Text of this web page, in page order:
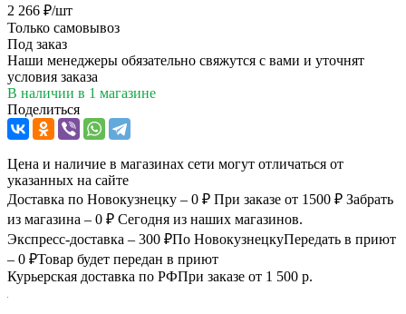
2 266 ₽/шт
Только самовывоз
Под заказ
Наши менеджеры обязательно свяжутся с вами и уточнят
условия заказа
В наличии в 1 магазине
Поделиться
Цена и наличие в магазинах сети могут отличаться от
указанных на сайте
Доставка по Новокузнецку – 0 ₽ При заказе от 1500 ₽ Забрать
из магазина – 0 ₽ Сегодня из наших магазинов.
Экспресс-доставка – 300 ₽По НовокузнецкуПередать в приют
– 0 ₽Товар будет передан в приют
Курьерская доставка по РФПри заказе от 1 500 р.